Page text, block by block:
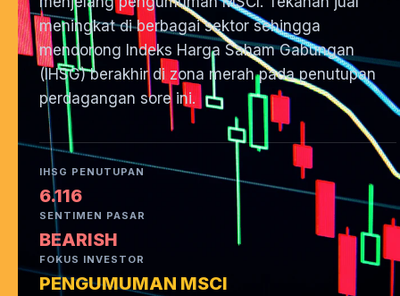
meningkat di berbagai sektor sehingga
mendorong Indeks Harga Saham Gabungan
(IHSG) berakhir di zona merah pada penutupan
perdagangan sore ini.
IHSG PENUTUPAN
6.116
SENTIMEN PASAR
BEARISH
FOKUS INVESTOR
PENGUMUMAN MSCI